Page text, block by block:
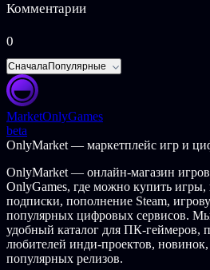
Комментарии
0
СначалаПопулярные
MarketOnlyGames
beta
OnlyMarket — маркетплейс игр и
OnlyMarket — онлайн-магазин
OnlyGames, где можно купить
подписки, пополнение Steam,
популярных цифровых сервисов.
удобный каталог для ПК-геймеров,
любителей инди-проектов, новинок,
популярных релизов.